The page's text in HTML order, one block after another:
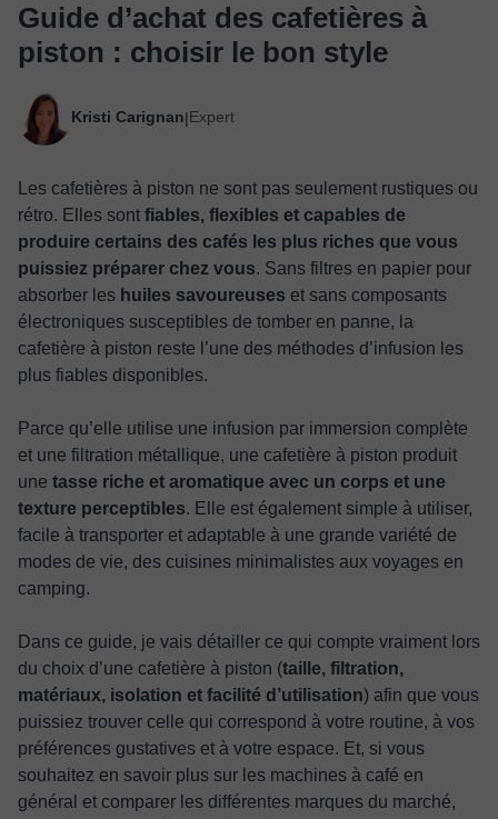
Guide d’achat des cafetières à
piston : choisir le bon style
Kristi Carignan|Expert
Les cafetières à piston ne sont pas seulement rustiques ou
rétro. Elles sont fiables, flexibles et capables de
produire certains des cafés les plus riches que vous
puissiez préparer chez vous. Sans filtres en papier pour
absorber les huiles savoureuses et sans composants
électroniques susceptibles de tomber en panne, la
cafetière à piston reste l’une des méthodes d’infusion les
plus fiables disponibles.
Parce qu’elle utilise une infusion par immersion complète
et une filtration métallique, une cafetière à piston produit
une tasse riche et aromatique avec un corps et une
texture perceptibles. Elle est également simple à utiliser,
facile à transporter et adaptable à une grande variété de
modes de vie, des cuisines minimalistes aux voyages en
camping.
Dans ce guide, je vais détailler ce qui compte vraiment lors
du choix d’une cafetière à piston (taille, filtration,
matériaux, isolation et facilité d’utilisation) afin que vous
puissiez trouver celle qui correspond à votre routine, à vos
préférences gustatives et à votre espace. Et, si vous
souhaitez en savoir plus sur les machines à café en
général et comparer les différentes marques du marché,